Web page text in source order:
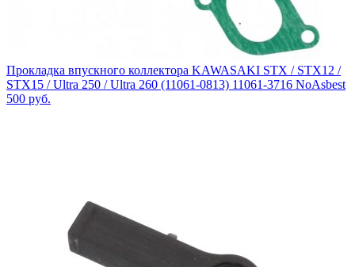
Прокладка впускного коллектора KAWASAKI STX / STX12 /
STX15 / Ultra 250 / Ultra 260 (11061-0813) 11061-3716 NoAsbest
500 руб.